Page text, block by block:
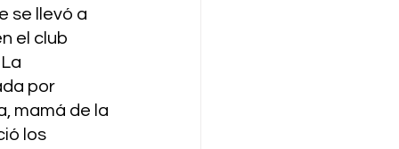
se llevó a
el club
por
mamá de la
los